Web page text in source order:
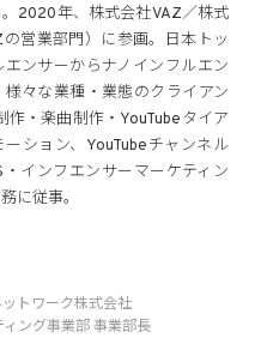
。2020年、株式会社VAZ／株式
の営業部門）に参画。日本トッ
ンサーからナノインフルエン
々な業種・業態のクライアン
作・楽曲制作・YouTubeタイア
ション、YouTubeチャンネル
インフエンサーマーケティン
に従事。
トワーク株式会社
ング事業部 事業部長